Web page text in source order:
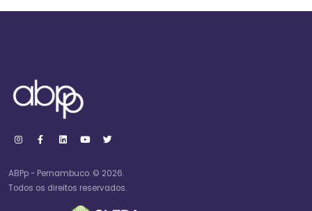
ABPp - Pernambuco. © 2026.
Todos os direitos reservados.